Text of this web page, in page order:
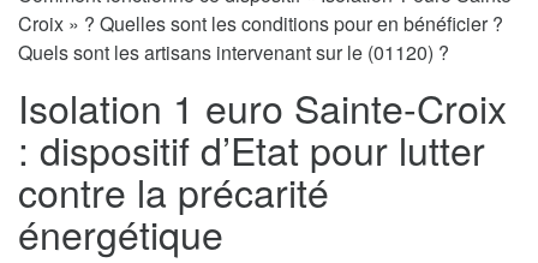
Croix » ? Quelles sont les conditions pour en bénéficier ?
Quels sont les artisans intervenant sur le (01120) ?
Isolation 1 euro Sainte-Croix
: dispositif d’Etat pour lutter
contre la précarité
énergétique